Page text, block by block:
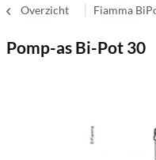
Overzicht Fiamma
Pomp-as Bi-Pot 30